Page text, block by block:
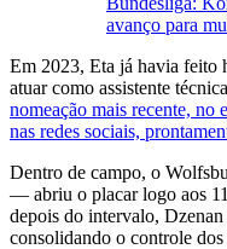
avanço para
Em 2023, Eta já havia feito
atuar como assistente
nomeação mais recente, no
nas redes sociais,
Dentro de campo, o
— abriu o placar logo aos
depois do intervalo,
consolidando o controle